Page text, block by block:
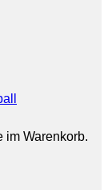
im Warenkorb.